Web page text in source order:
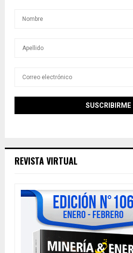
REVISTA VIRTUAL